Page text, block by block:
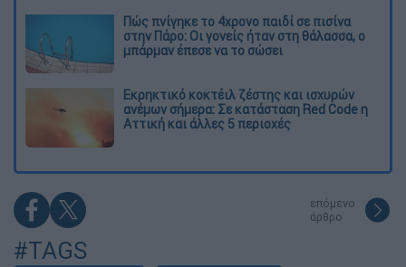
Πώς πνίγηκε το 4χρονο παιδί σε πισίνα
στην Πάρο: Οι γονείς ήταν στη θάλασσα, ο
μπάρμαν έπεσε να το σώσει
Εκρηκτικό κοκτέιλ ζέστης και ισχυρών
ανέμων σήμερα: Σε κατάσταση Red Code η
Αττική και άλλες 5 περιοχές
επόμενο
άρθρο
#TAGS